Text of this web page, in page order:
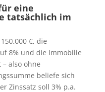
eine
tatsächlich im
€, die
8% und die Immobilie
also ohne
beliefe sich
Zinssatz soll 3% p.a.